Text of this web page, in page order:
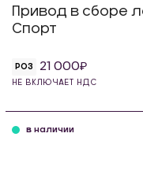
Привод в сборе
Спорт
РОЗ 21 000
НЕ ВКЛЮЧАЕТ НДС
в наличии